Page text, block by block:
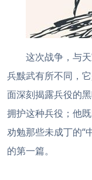
这次战争，与
兵黩武有所不同，
面深刻揭露兵役的
拥护这种兵役；他
劝勉那些未成丁的“
的第一篇。